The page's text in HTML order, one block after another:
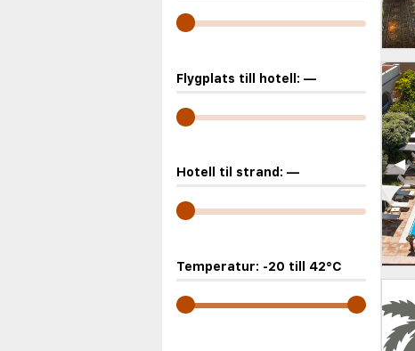
Flygplats till hotell: —
Hotell til strand: —
Temperatur: -20 till 42°C
◀︎